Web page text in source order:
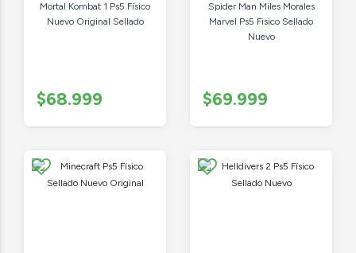
Mortal Kombat 1 Ps5 Físico
Nuevo Original Sellado
$68.999
Spider Man Miles Morales
Marvel Ps5 Fisico Sellado
Nuevo
$69.999